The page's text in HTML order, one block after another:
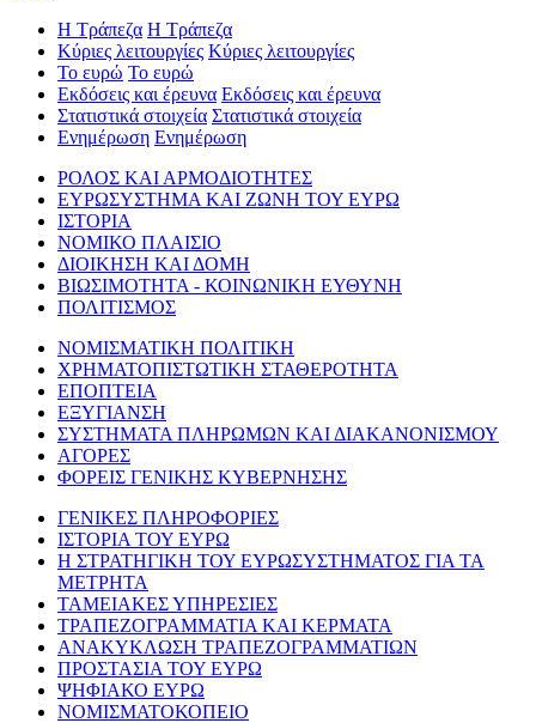
Η Τράπεζα Η Τράπεζα
Κύριες λειτουργίες Κύριες λειτουργίες
Το ευρώ Το ευρώ
Εκδόσεις και έρευνα Εκδόσεις και έρευνα
Στατιστικά στοιχεία Στατιστικά στοιχεία
Ενημέρωση Ενημέρωση
ΡΟΛΟΣ ΚΑΙ ΑΡΜΟΔΙΟΤΗΤΕΣ
ΕΥΡΩΣΥΣΤΗΜΑ ΚΑΙ ΖΩΝΗ ΤΟΥ ΕΥΡΩ
ΙΣΤΟΡΙΑ
ΝΟΜΙΚΟ ΠΛΑΙΣΙΟ
ΔΙΟΙΚΗΣΗ ΚΑΙ ΔΟΜΗ
ΒΙΩΣΙΜΟΤΗΤΑ - ΚΟΙΝΩΝΙΚΗ ΕΥΘΥΝΗ
ΠΟΛΙΤΙΣΜΟΣ
ΝΟΜΙΣΜΑΤΙΚΗ ΠΟΛΙΤΙΚΗ
ΧΡΗΜΑΤΟΠΙΣΤΩΤΙΚΗ ΣΤΑΘΕΡΟΤΗΤΑ
ΕΠΟΠΤΕΙΑ
ΕΞΥΓΙΑΝΣΗ
ΣΥΣΤΗΜΑΤΑ ΠΛΗΡΩΜΩΝ ΚΑΙ ΔΙΑΚΑΝΟΝΙΣΜΟΥ
ΑΓΟΡΕΣ
ΦΟΡΕΙΣ ΓΕΝΙΚΗΣ ΚΥΒΕΡΝΗΣΗΣ
ΓΕΝΙΚΕΣ ΠΛΗΡΟΦΟΡΙΕΣ
ΙΣΤΟΡΙΑ ΤΟΥ ΕΥΡΩ
Η ΣΤΡΑΤΗΓΙΚΗ ΤΟΥ ΕΥΡΩΣΥΣΤΗΜΑΤΟΣ ΓΙΑ ΤΑ
ΜΕΤΡΗΤΑ
ΤΑΜΕΙΑΚΕΣ ΥΠΗΡΕΣΙΕΣ
ΤΡΑΠΕΖΟΓΡΑΜΜΑΤΙΑ ΚΑΙ ΚΕΡΜΑΤΑ
ΑΝΑΚΥΚΛΩΣΗ ΤΡΑΠΕΖΟΓΡΑΜΜΑΤΙΩΝ
ΠΡΟΣΤΑΣΙΑ ΤΟΥ ΕΥΡΩ
ΨΗΦΙΑΚΟ ΕΥΡΩ
ΝΟΜΙΣΜΑΤΟΚΟΠΕΙΟ